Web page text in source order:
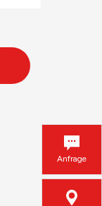
Anfrage